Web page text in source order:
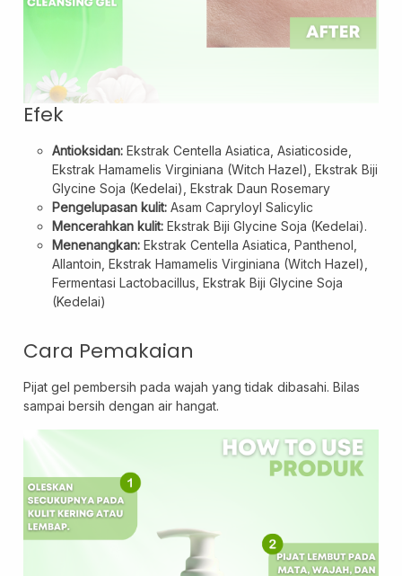
Efek
Antioksidan: Ekstrak Centella Asiatica, Asiaticoside,
Ekstrak Hamamelis Virginiana (Witch Hazel), Ekstrak Biji
Glycine Soja (Kedelai), Ekstrak Daun Rosemary
Pengelupasan kulit: Asam Capryloyl Salicylic
Mencerahkan kulit: Ekstrak Biji Glycine Soja (Kedelai).
Menenangkan: Ekstrak Centella Asiatica, Panthenol,
Allantoin, Ekstrak Hamamelis Virginiana (Witch Hazel),
Fermentasi Lactobacillus, Ekstrak Biji Glycine Soja
(Kedelai)
Cara Pemakaian
Pijat gel pembersih pada wajah yang tidak dibasahi. Bilas
sampai bersih dengan air hangat.